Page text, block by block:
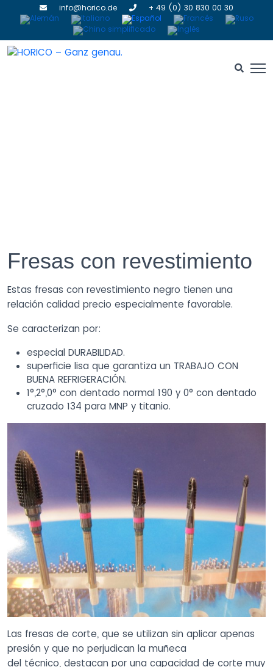
info@horico.de + 49 (0) 30 830 00 30
Fresas con revestimiento
Estas fresas con revestimiento negro tienen una
relación calidad precio especialmente favorable.
Se caracterizan por:
especial DURABILIDAD.
superficie lisa que garantiza un TRABAJO CON
BUENA REFRIGERACIÓN.
1°,2°,0° con dentado normal 190 y 0° con dentado
cruzado 134 para MNP y titanio.
Las fresas de corte, que se utilizan sin aplicar apenas
presión y que no perjudican la muñeca
del técnico, destacan por una capacidad de corte muy